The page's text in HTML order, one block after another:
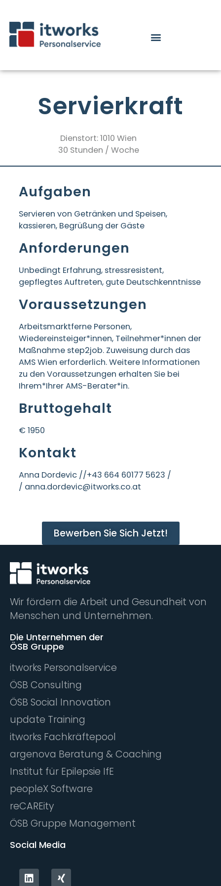
Servierkraft
Dienstort: 1010 Wien
30 Stunden / Woche
Aufgaben
Servieren von Getränken und Speisen,
kassieren, Begrüßung der Gäste
Anforderungen
Unbedingt Erfahrung, stressresistent,
gepflegtes Auftreten, gute Deutschkenntnisse
Voraussetzungen
Arbeitsmarktferne Personen,
Wiedereinsteiger*innen, Teilnehmer*innen der
Maßnahme step2job. Zuweisung durch das
AMS Wien erforderlich. Weitere Informationen
zu den Voraussetzungen erhalten Sie bei
Ihrem*Ihrer AMS-Berater*in.
Bruttogehalt
€ 1950
Kontakt
Anna Dordevic //+43 664 60177 5623 /
/ anna.dordevic@itworks.co.at
Bewerben Sie Sich Jetzt!
Wir fördern die Arbeit und Gesundheit von
Menschen und Unternehmen.
Die Unternehmen der
ÖSB Gruppe
itworks Personalservice
ÖSB Consulting
ÖSB Social Innovation
update Training
itworks Fachkräftepool
argenova Beratung & Coaching
Institut für Epilepsie IfE
peopleX Software
reCAREity
ÖSB Gruppe Management
Social Media